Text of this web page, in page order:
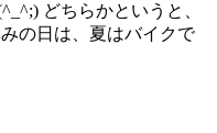
どちらかというと、
の日は、夏はバイクで